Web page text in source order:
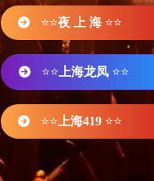
⭐⭐夜 上 海 ⭐⭐
⭐⭐ 上海龙凤 ⭐⭐
⭐⭐ 上海419 ⭐⭐